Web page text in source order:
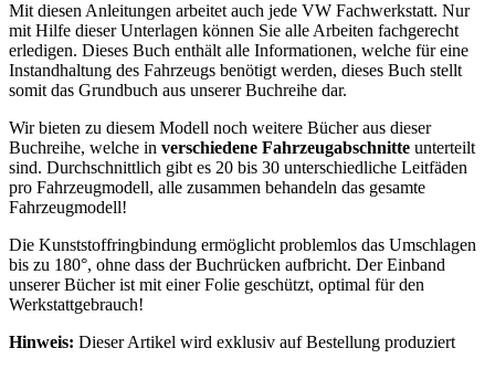
Mit diesen Anleitungen arbeitet auch jede VW Fachwerkstatt. Nur
mit Hilfe dieser Unterlagen können Sie alle Arbeiten fachgerecht
erledigen. Dieses Buch enthält alle Informationen, welche für eine
Instandhaltung des Fahrzeugs benötigt werden, dieses Buch stellt
somit das Grundbuch aus unserer Buchreihe dar.
Wir bieten zu diesem Modell noch weitere Bücher aus dieser
Buchreihe, welche in verschiedene Fahrzeugabschnitte unterteilt
sind. Durchschnittlich gibt es 20 bis 30 unterschiedliche Leitfäden
pro Fahrzeugmodell, alle zusammen behandeln das gesamte
Fahrzeugmodell!
Die Kunststoffringbindung ermöglicht problemlos das Umschlagen
bis zu 180°, ohne dass der Buchrücken aufbricht. Der Einband
unserer Bücher ist mit einer Folie geschützt, optimal für den
Werkstattgebrauch!
Hinweis: Dieser Artikel wird exklusiv auf Bestellung produziert